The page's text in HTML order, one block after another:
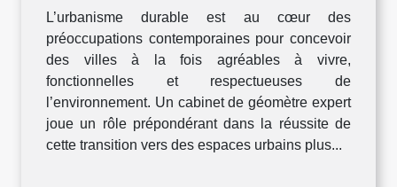
L’urbanisme durable est au cœur des
préoccupations contemporaines pour concevoir
des villes à la fois agréables à vivre,
fonctionnelles et respectueuses de
l’environnement. Un cabinet de géomètre expert
joue un rôle prépondérant dans la réussite de
cette transition vers des espaces urbains plus...